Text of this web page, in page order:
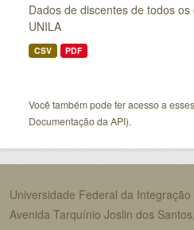
Dados de discentes de todos
UNILA
CSV PDF
Você também pode ter acesso a
Documentação da API).
Universidade Federal da
Avenida Tarquínio Joslin dos